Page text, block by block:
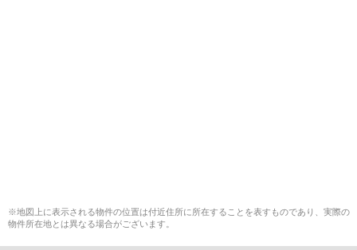
※地図上に表示される物件の位置は付近住所に所在することを表すものであり、実際の
物件所在地とは異なる場合がございます。